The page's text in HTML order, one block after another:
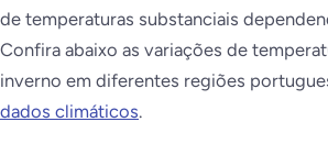
de temperaturas substanciais
Confira abaixo as variações de
inverno em diferentes regiões
dados climáticos.